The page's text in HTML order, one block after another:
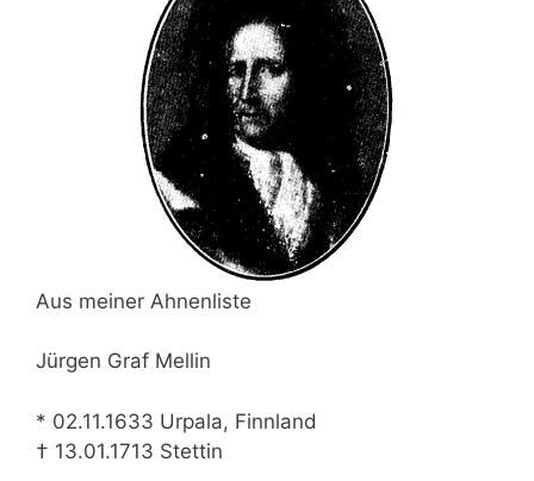
Aus meiner Ahnenliste
Jürgen Graf Mellin
* 02.11.1633 Urpala, Finnland
† 13.01.1713 Stettin